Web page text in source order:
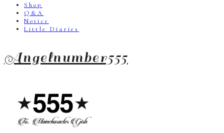
Shop
Q&A
Notice
Little Diaries
Angelnumber555